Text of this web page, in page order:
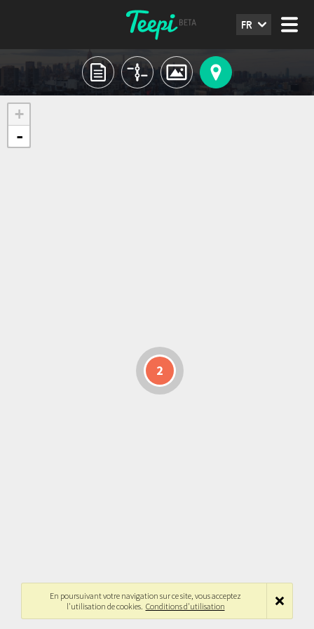
FR
2
+
-
En poursuivant votre navigation sur ce site, vous acceptez
l'utilisation de cookies. Conditions d'utilisation